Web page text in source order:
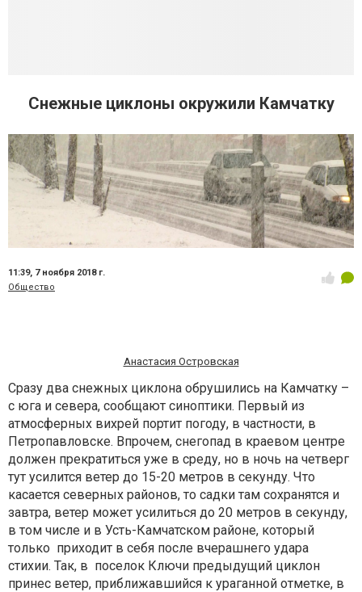
Снежные циклоны окружили Камчатку
11:39, 7 ноября 2018 г.
Общество
Анастасия Островская
Сразу два снежных циклона обрушились на Камчатку –
с юга и севера, сообщают синоптики. Первый из
атмосферных вихрей портит погоду, в частности, в
Петропавловске. Впрочем, снегопад в краевом центре
должен прекратиться уже в среду, но в ночь на четверг
тут усилится ветер до 15-20 метров в секунду. Что
касается северных районов, то садки там сохранятся и
завтра, ветер может усилиться до 20 метров в секунду,
в том числе и в Усть-Камчатском районе, который
только приходит в себя после вчерашнего удара
стихии. Так, в поселок Ключи предыдущий циклон
принес ветер, приближавшийся к ураганной отметке, в